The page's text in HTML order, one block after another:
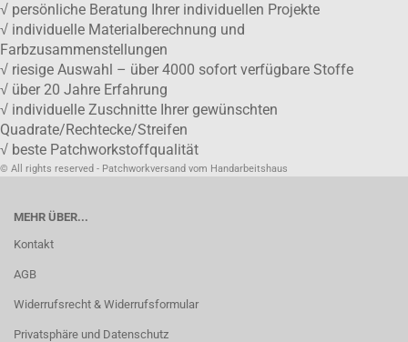
√ persönliche Beratung Ihrer individuellen Projekte
√ individuelle Materialberechnung und
Farbzusammenstellungen
√ riesige Auswahl – über 4000 sofort verfügbare Stoffe
√ über 20 Jahre Erfahrung
√ individuelle Zuschnitte Ihrer gewünschten
Quadrate/Rechtecke/Streifen
√ beste Patchworkstoffqualität
© All rights reserved - Patchworkversand vom Handarbeitshaus
MEHR ÜBER...
Kontakt
AGB
Widerrufsrecht & Widerrufsformular
Privatsphäre und Datenschutz